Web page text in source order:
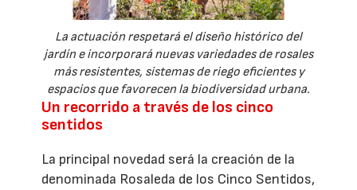
La actuación respetará el diseño histórico del
jardín e incorporará nuevas variedades de rosales
más resistentes, sistemas de riego eficientes y
espacios que favorecen la biodiversidad urbana.
Un recorrido a través de los cinco
sentidos
La principal novedad será la creación de la
denominada Rosaleda de los Cinco Sentidos,